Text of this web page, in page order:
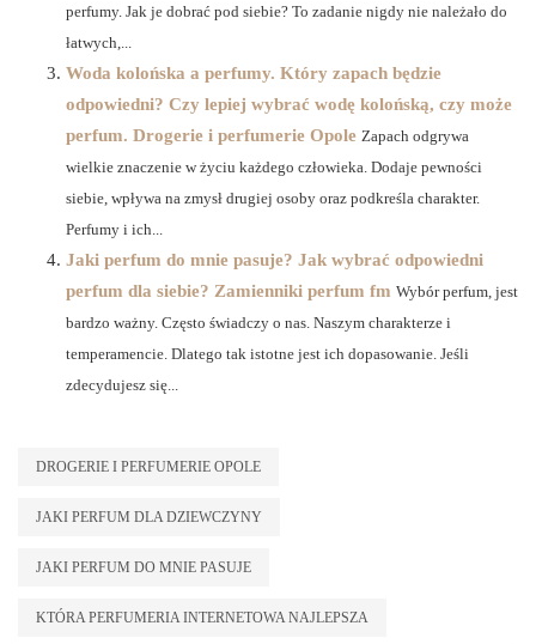
perfumy. Jak je dobrać pod siebie? To zadanie nigdy nie należało do
łatwych,...
Woda kolońska a perfumy. Który zapach będzie
odpowiedni? Czy lepiej wybrać wodę kolońską, czy może
perfum. Drogerie i perfumerie Opole Zapach odgrywa
wielkie znaczenie w życiu każdego człowieka. Dodaje pewności
siebie, wpływa na zmysł drugiej osoby oraz podkreśla charakter.
Perfumy i ich...
Jaki perfum do mnie pasuje? Jak wybrać odpowiedni
perfum dla siebie? Zamienniki perfum fm Wybór perfum, jest
bardzo ważny. Często świadczy o nas. Naszym charakterze i
temperamencie. Dlatego tak istotne jest ich dopasowanie. Jeśli
zdecydujesz się...
DROGERIE I PERFUMERIE OPOLE
JAKI PERFUM DLA DZIEWCZYNY
JAKI PERFUM DO MNIE PASUJE
KTÓRA PERFUMERIA INTERNETOWA NAJLEPSZA